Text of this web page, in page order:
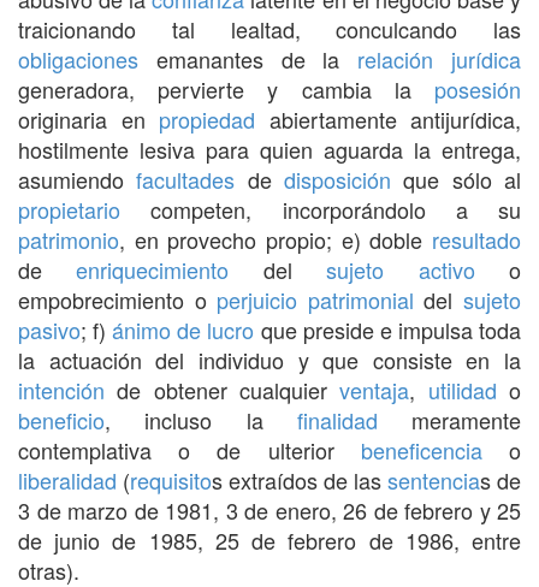
traicionando tal lealtad, conculcando las
obligaciones emanantes de la relación jurídica
generadora, pervierte y cambia la posesión
originaria en propiedad abiertamente antijurídica,
hostilmente lesiva para quien aguarda la entrega,
asumiendofacultades dedisposición que sólo al
propietario competen, incorporándolo a su
patrimonio, en provecho propio; e) doble resultado
deenriquecimiento delsujeto activo o
empobrecimiento o perjuicio patrimonial delsujeto
pasivo; f)ánimo de lucro que preside e impulsa toda
la actuación del individuo y que consiste en la
intención de obtener cualquierventaja, utilidad o
beneficio, incluso la finalidad meramente
contemplativa o de ulterior beneficenciao
liberalidad (requisitos extraídos de lassentencias de
3 de marzo de 1981, 3 de enero, 26 de febrero y 25
de junio de 1985, 25 de febrero de 1986, entre
otras).